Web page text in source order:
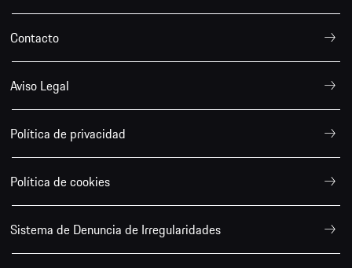
Contacto
Aviso Legal
Política de privacidad
Política de cookies
Sistema de Denuncia de Irregularidades